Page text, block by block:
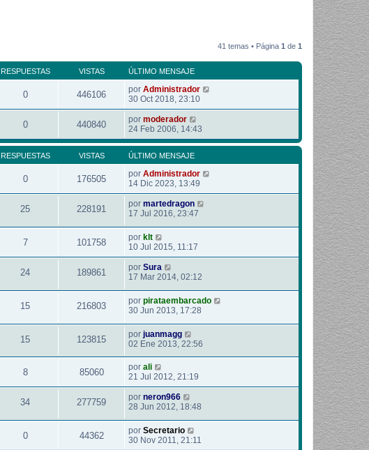
41 temas • Página 1 de 1
RESPUESTAS VISTAS ÚLTIMO MENSAJE
0 446106 por Administrador
30 Oct 2018, 23:10
0 440840 por moderador
24 Feb 2006, 14:43
RESPUESTAS VISTAS ÚLTIMO MENSAJE
0 176505 por Administrador
14 Dic 2023, 13:49
25 228191 por martedragon
17 Jul 2016, 23:47
7 101758 por klt
10 Jul 2015, 11:17
24 189861 por Sura
17 Mar 2014, 02:12
15 216803 por pirataembarcado
30 Jun 2013, 17:28
15 123815 por juanmagg
02 Ene 2013, 22:56
8 85060 por ali
21 Jul 2012, 21:19
34 277759 por neron966
28 Jun 2012, 18:48
0 44362 por Secretario
30 Nov 2011, 21:11